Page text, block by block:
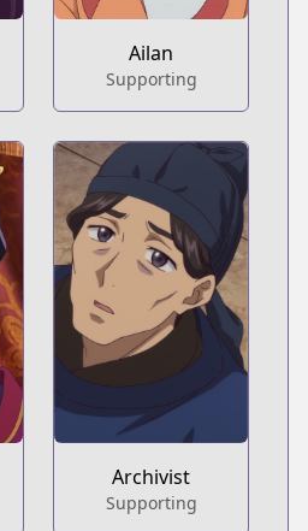
Ailan
Supporting
Archivist
Supporting